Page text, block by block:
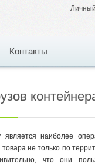
Контакты
является наиболее
не только по
что они